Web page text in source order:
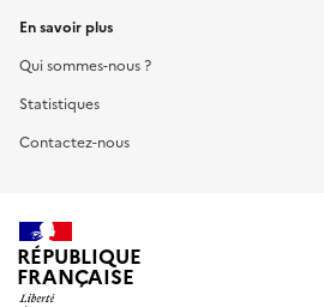
En savoir plus
Qui sommes-nous ?
Statistiques
Contactez-nous
RÉPUBLIQUE
FRANÇAISE